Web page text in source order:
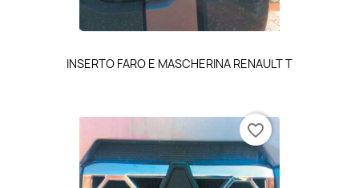
INSERTO FARO E MASCHERINA RENAULT T
favorite_border